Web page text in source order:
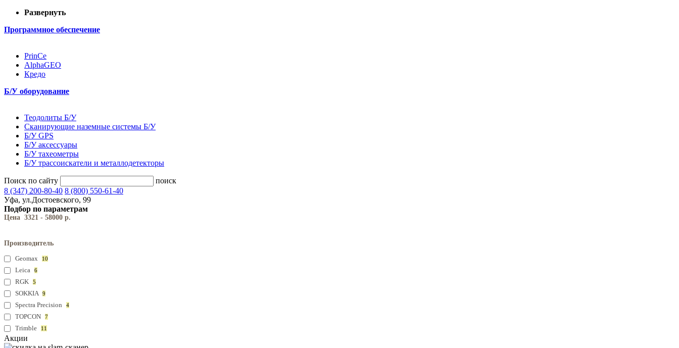
Развернуть
Программное обеспечение
PrinCe
AlphaGEO
Кредо
Б/У оборудование
Теодолиты Б/У
Сканирующие наземные системы Б/У
Б/У GPS
Б/У аксессуары
Б/У тахеометры
Б/У трассоискатели и металлодетекторы
Поиск по сайту
поиск
8 (347) 200-80-40 8 (800) 550-61-40
Уфа, ул.Достоевского, 99
Подбор по параметрам
Цена 3321 - 58000 р.
Производитель
Geomax
10
Leica 6
RGK 5
SOKKIA 9
Spectra Precision 4
TOPCON 7
Trimble 11
Акции